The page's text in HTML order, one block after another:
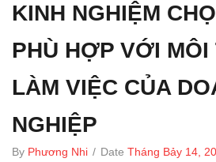
KINH NGHIỆM
PHÙ HỢP VỚI
LÀM VIỆC CỦA
NGHIỆP
By Phương Nhi / Date Tháng Bảy 14,